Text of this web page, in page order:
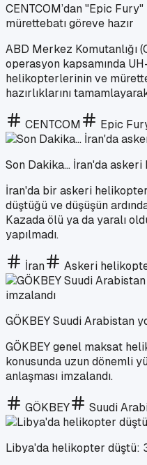
CENTCOM’dan "Epic
mürettebatı göreve hazır
ABD Merkez Komutanlığı
operasyon kapsamında
helikopterlerinin ve
hazırlıklarını
CENTCOM Epic
Son Dakika... İran'da
İran'da bir askeri
düştüğü ve düşüşün
Kazada ölü ya da yaralı
yapılmadı.
İran Askeri
GÖKBEY Suudi Arabistan
GÖKBEY genel maksat
konusunda uzun dönemli
anlaşması imzalandı.
GÖKBEY Suudi
Libya'da helikopter düştü: